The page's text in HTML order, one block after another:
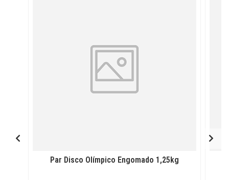
Par Disco Olímpico Engomado 1,25kg